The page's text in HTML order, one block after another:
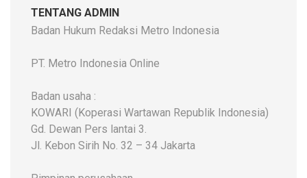
TENTANG ADMIN
Badan Hukum Redaksi Metro Indonesia
PT. Metro Indonesia Online
Badan usaha :
KOWARI (Koperasi Wartawan Republik Indonesia)
Gd. Dewan Pers lantai 3.
Jl. Kebon Sirih No. 32 – 34 Jakarta